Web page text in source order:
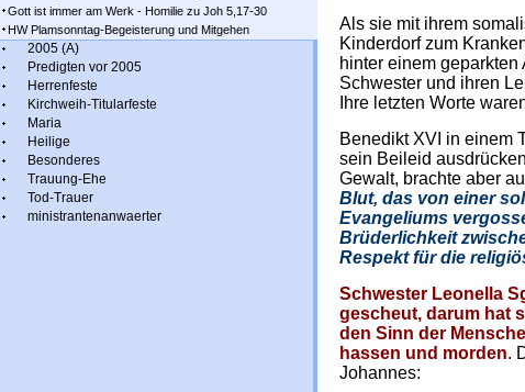
Gott ist immer am Werk - Homilie zu Joh 5,17-30
HW Plamsonntag-Begeisterung und Mitgehen
2005 (A)
Predigten vor 2005
Herrenfeste
Kirchweih-Titularfeste
Maria
Heilige
Besonderes
Trauung-Ehe
Tod-Trauer
ministrantenanwaerter
Als sie mit ihrem
Kinderdorf zum
hinter einem
Schwester und ihren
Ihre letzten Worte
Benedikt XVI in einem
sein Beileid
Gewalt, brachte aber
Blut, das von einer
Evangeliums
Brüderlichkeit
Respekt für die
Schwester Leonella
gescheut, darum hat
den Sinn der
hassen und morden.
Johannes: